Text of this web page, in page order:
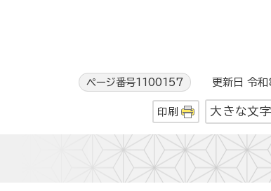
ページ番号1100157 更新日 令和
印刷 大きな文